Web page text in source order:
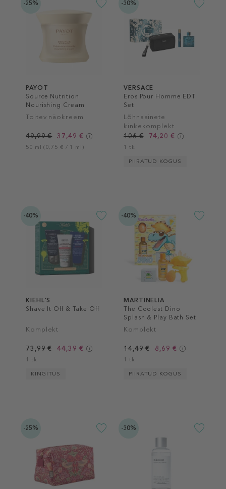
-25%
PAYOT
Source Nutrition
Nourishing Cream
Toitev näokreem
49,99 € 37,49 €
50 ml (0,75 € / 1 ml)
-30%
VERSACE
Eros Pour Homme EDT
Set
Lõhnaainete
kinkekomplekt
meestele
106 € 74,20 €
1 tk
PIIRATUD KOGUS
-40%
KIEHL'S
Shave It Off & Take Off
Komplekt
73,99 € 44,39 €
1 tk
KINGITUS
-40%
MARTINELIA
The Coolest Dino
Splash & Play Bath Set
Komplekt
14,49 € 8,69 €
1 tk
PIIRATUD KOGUS
-25% -30%